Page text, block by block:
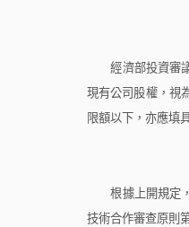
經濟部投資審議
現有公司股權，視
限額以下，亦應填
根據上開規定，
技術合作審查原則